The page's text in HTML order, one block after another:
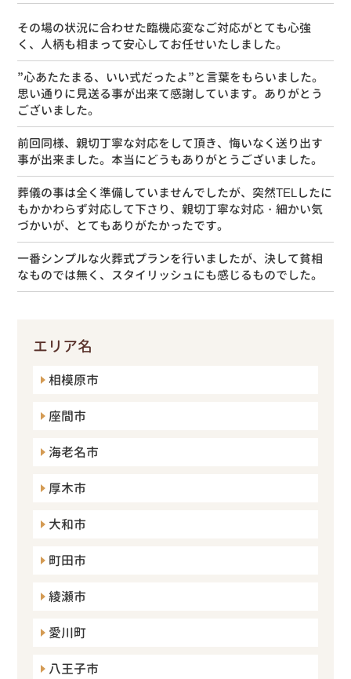
その場の状況に合わせた臨機応変なご対応がとても心強
く、人柄も相まって安心してお任せいたしました。
”心あたたまる、いい式だったよ”と言葉をもらいました。
思い通りに見送る事が出来て感謝しています。ありがとう
ございました。
前回同様、親切丁寧な対応をして頂き、悔いなく送り出す
事が出来ました。本当にどうもありがとうございました。
葬儀の事は全く準備していませんでしたが、突然TELしたに
もかかわらず対応して下さり、親切丁寧な対応・細かい気
づかいが、とてもありがたかったです。
一番シンプルな火葬式プランを行いましたが、決して貧相
なものでは無く、スタイリッシュにも感じるものでした。
エリア名
相模原市
座間市
海老名市
厚木市
大和市
町田市
綾瀬市
愛川町
八王子市